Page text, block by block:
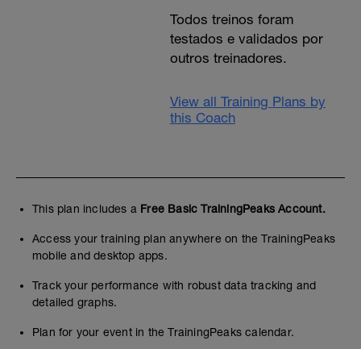
Todos treinos foram
testados e validados por
outros treinadores.
View all Training Plans by
this Coach
This plan includes a Free Basic TrainingPeaks Account.
Access your training plan anywhere on the TrainingPeaks
mobile and desktop apps.
Track your performance with robust data tracking and
detailed graphs.
Plan for your event in the TrainingPeaks calendar.